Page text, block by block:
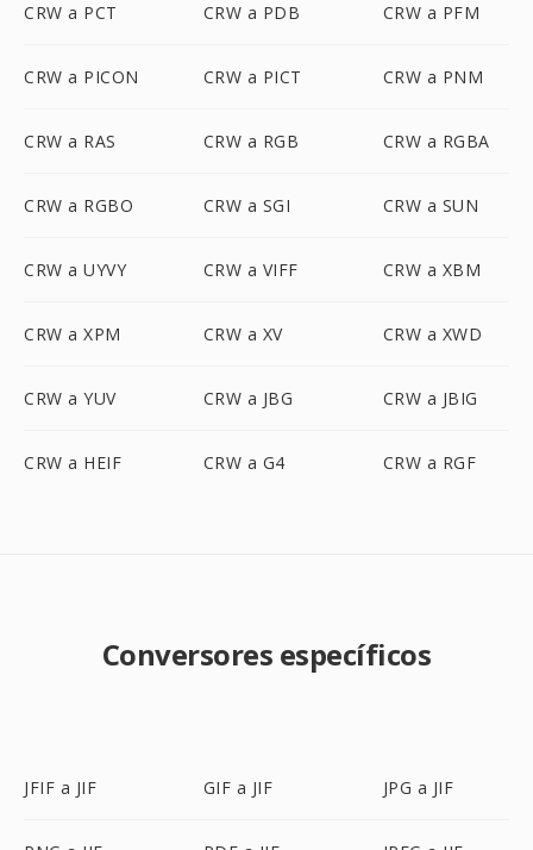
CRW a PCT CRW a PDB CRW a PFM
CRW a PICON CRW a PICT CRW a PNM
CRW a RAS CRW a RGB CRW a RGBA
CRW a RGBO CRW a SGI CRW a SUN
CRW a UYVY CRW a VIFF CRW a XBM
CRW a XPM CRW a XV CRW a XWD
CRW a YUV CRW a JBG CRW a JBIG
CRW a HEIF CRW a G4 CRW a RGF
Conversores específicos
JFIF a JIF GIF a JIF JPG a JIF